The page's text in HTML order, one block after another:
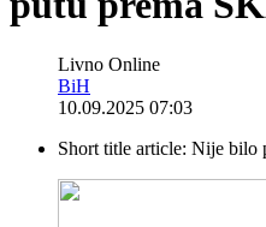
Livno Online
BiH
10.09.2025 07:03
Short title article: Nije bilo